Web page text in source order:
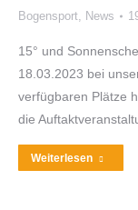
Bogensport, News
15° und
18.03.2023 bei
verfügbaren Plätze
die
Weiterlesen